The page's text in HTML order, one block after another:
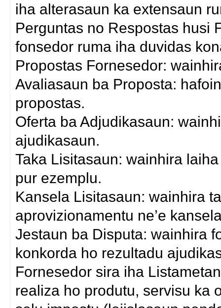
iha alterasaun ka extensaun
Perguntas no Respostas husi
fonsedor ruma iha duvidas
Propostas Fornesedor:
Avaliasaun ba Proposta:
propostas.
Oferta ba Adjudikasaun:
ajudikasaun.
Taka Lisitasaun: wainhira
pur ezemplu.
Kansela Lisitasaun: wainhira
aprovizionamentu ne’e
Jestaun ba Disputa: wainhira
konkorda ho rezultadu
Fornesedor sira iha
realiza ho produtu, servisu ka